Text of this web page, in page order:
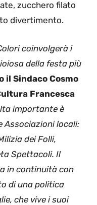
zucchero filato
divertimento.
coinvolgerà i
della festa più
il Sindaco Cosmo
Francesca
importante è
Associazioni locali:
dei Folli,
Spettacoli. Il
in continuità con
di una politica
che vive i suoi